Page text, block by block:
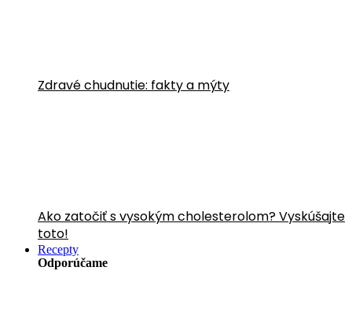
Zdravé chudnutie: fakty a mýty
Ako zatočiť s vysokým cholesterolom? Vyskúšajte
toto!
Recepty
Odporúčame